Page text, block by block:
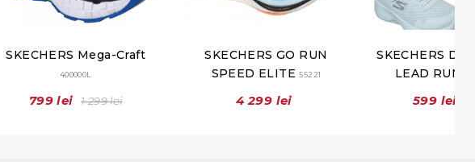
SKECHERS Mega-Craft
400000L
799 lei 1 299 lei
SKECHERS GO RUN
SPEED ELITE55221
4 299 lei
SKECHERS
LEAD
599 lei